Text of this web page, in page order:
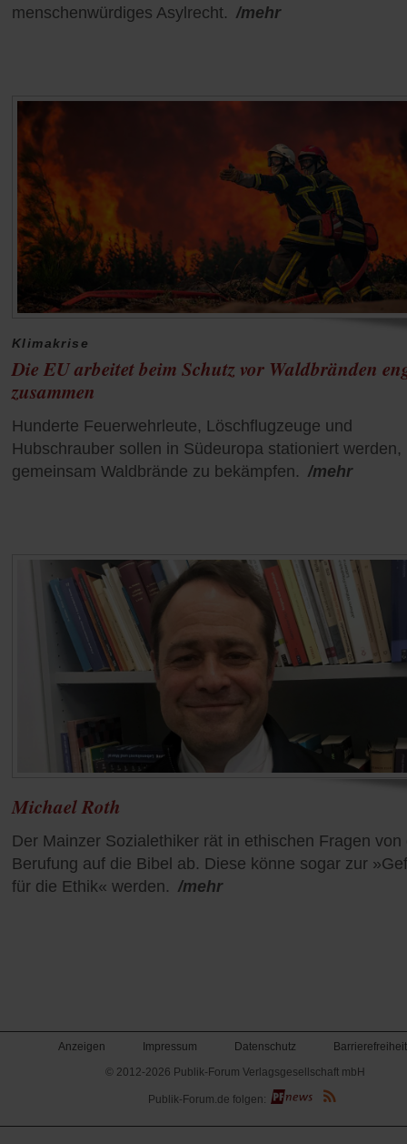
menschenwürdiges Asylrecht. /mehr
Klimakrise
Die EU arbeitet beim Schutz vor Waldbränden
zusammen
Hunderte Feuerwehrleute, Löschflugzeuge und
Hubschrauber sollen in Südeuropa stationiert werden,
gemeinsam Waldbrände zu bekämpfen. /mehr
Michael Roth
Der Mainzer Sozialethiker rät in ethischen Fragen von
Berufung auf die Bibel ab. Diese könne sogar zur
für die Ethik« werden. /mehr
Anzeigen Impressum Datenschutz
Barrierefreiheit
© 2012-2026 Publik-Forum Verlagsgesellschaft mbH
(Öffnet
in
neuen
Publik-Forum.de folgen: